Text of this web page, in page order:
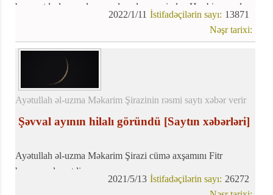
başa çatdırılmasında və açılışında əməyi olan Hər bir məsul
13871
İstifadəçilərin sayı:
2022/1/11
Nəşr tarixi:
Ayətullah əl-uzma Məkarim Şirazinin rəsmi saytı xəbər verir
Şəvval ayının hilalı göründü [Saytın xəbərləri]
Ayətullah əl-uzma Məkarim Şirazi cümə axşamını Fitr
bayramı elan etdi.
Ayətullah Məkarim Şirazi yanında şəvval ayının hilalının
26272
İstifadəçilərin sayı:
2021/5/13